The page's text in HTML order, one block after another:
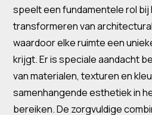
speelt een fundamentele rol
transformeren van
waardoor elke ruimte een
krijgt. Er is speciale aandacht
van materialen, texturen en
samenhangende esthetiek in
bereiken. De zorgvuldige